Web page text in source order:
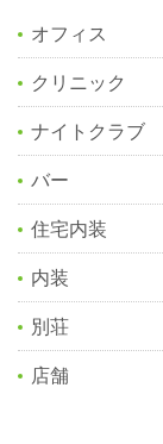
オフィス
クリニック
ナイトクラブ
バー
住宅内装
内装
別荘
店舗